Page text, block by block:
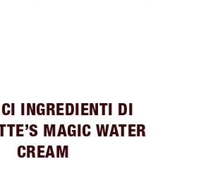
INGREDIENTI DI
MAGIC WATER
CREAM